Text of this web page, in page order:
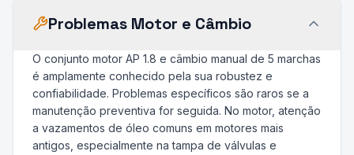
Problemas Motor e Câmbio
O conjunto motor AP 1.8 e câmbio manual de 5 marchas
é amplamente conhecido pela sua robustez e
confiabilidade. Problemas específicos são raros se a
manutenção preventiva for seguida. No motor, atenção
a vazamentos de óleo comuns em motores mais
antigos, especialmente na tampa de válvulas e